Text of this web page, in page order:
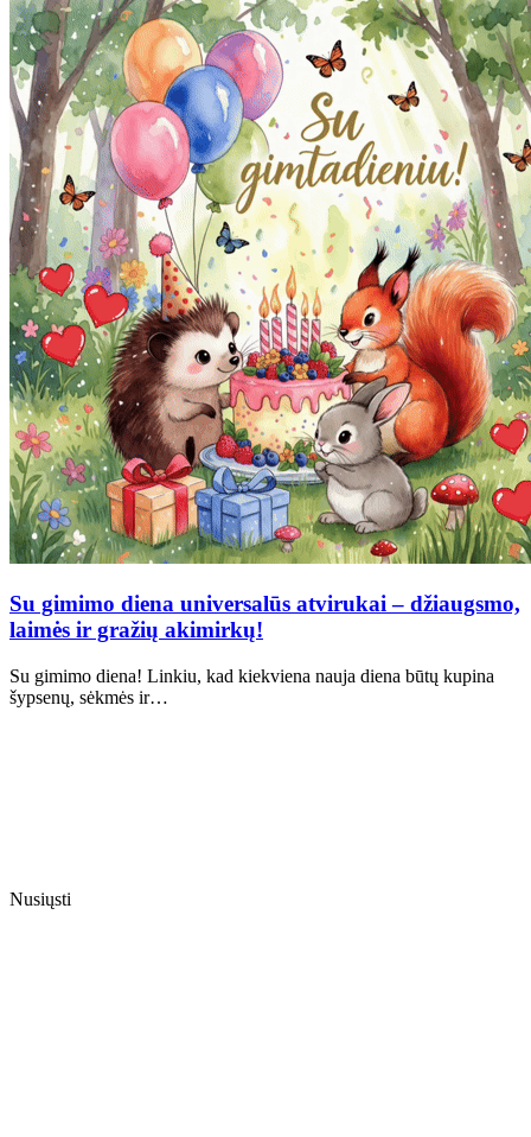
Su gimimo diena universalūs atvirukai – džiaugsmo,
laimės ir gražių akimirkų!
Su gimimo diena! Linkiu, kad kiekviena nauja diena būtų kupina
šypsenų, sėkmės ir…
Nusiųsti